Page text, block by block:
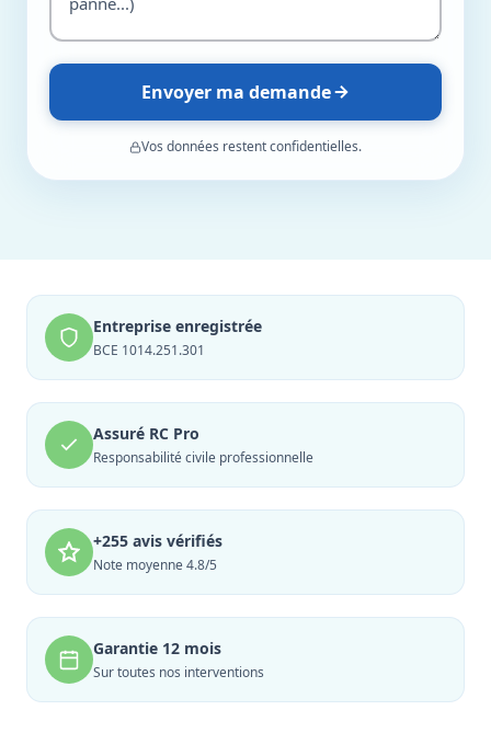
Envoyer ma demande
Vos données restent confidentielles.
Entreprise enregistrée
BCE 1014.251.301
Assuré RC Pro
Responsabilité civile professionnelle
+255 avis vérifiés
Note moyenne 4.8/5
Garantie 12 mois
Sur toutes nos interventions